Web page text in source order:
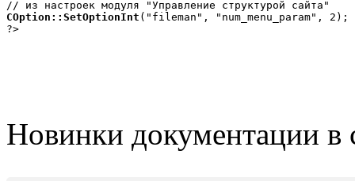
COption::SetOptionInt ("fileman", "num_menu_param", 2);
?>
Новинки документации в